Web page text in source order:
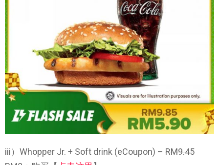
iii）Whopper Jr. + Soft drink (eCoupon) – RM9.45